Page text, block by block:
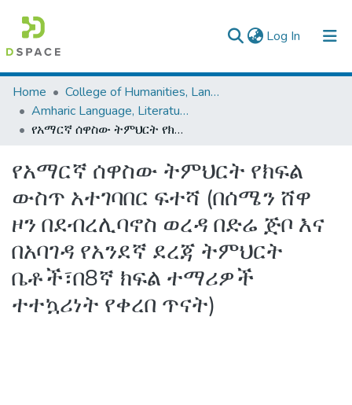
Log In (current)
Colleges, Institutes & Collections
Browse AAU-ETD
Home
College of Humanities, Language Studies, Journalism & Communication
Amharic Language, Literature and Folklore
የአማርኛ ሰዋስው ትምህርት የክፍል ውስጥ አተገባበር ፍተሻ (በሰሜን ሸዋ ዞን በደብረሊባኖስ ወረዳ በድሬ ጅቦ እና በአባገዳ የአንደኛ ደረጃ ትምህርት ቤቶች፣በ8ኛ ክፍል ተማሪዎች ተተኳሪነት የቀረበ ጥናት)
የአማርኛ ሰዋስው ትምህርት የክፍል
ውስጥ አተገባበር ፍተሻ (በሰሜን ሸዋ
ዞን በደብረሊባኖስ ወረዳ በድሬ ጅቦ እና
በአባገዳ የአንደኛ ደረጃ ትምህርት
ቤቶች፣በ8ኛ ክፍል ተማሪዎች
ተተኳሪነት የቀረበ ጥናት)